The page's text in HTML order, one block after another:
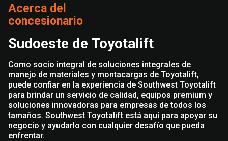
Acerca del
concesionario
Sudoeste de Toyotalift
Como socio integral de soluciones integrales de
manejo de materiales y montacargas de Toyotalift,
puede confiar en la experiencia de Southwest Toyotalift
para brindar un servicio de calidad, equipos premium y
soluciones innovadoras para empresas de todos los
tamaños. Southwest Toyotalift está aquí para apoyar su
negocio y ayudarlo con cualquier desafío que pueda
enfrentar.